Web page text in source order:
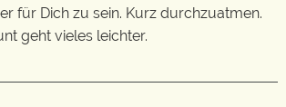
für Dich zu sein. Kurz durchzuatmen.
geht vieles leichter.